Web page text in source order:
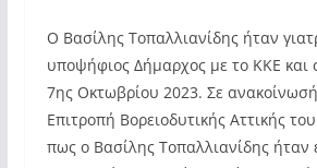
Ο Βασίλης Τοπαλλιανίδης ήταν
υποψήφιος Δήμαρχος με το ΚΚΕ και
7ης Οκτωβρίου 2023. Σε
Επιτροπή Βορειοδυτικής Αττικής
πως ο Βασίλης Τοπαλλιανίδης ήταν